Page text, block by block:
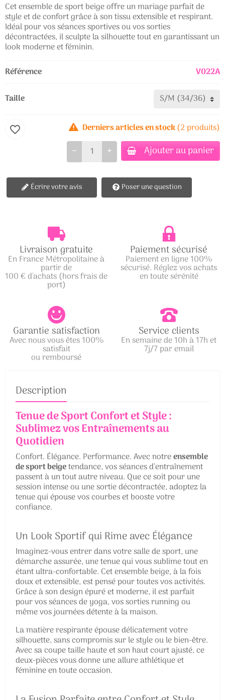
Cet ensemble de sport beige offre un mariage parfait de
style et de confort grâce à son tissu extensible et respirant.
Idéal pour vos séances sportives ou vos sorties
décontractées, il sculpte la silhouette tout en garantissant un
look moderne et féminin.
Référence
V022A
Taille
Derniers articles en stock(2 produits)
+
− Ajouter au panier
favorite_border
Écrire votre avis Poser une question
Livraison gratuite
En France Métropolitaine à
partir de
100 € d'achats (hors frais de
port)
Paiement sécurisé
Paiement en ligne 100%
sécurisé. Réglez vos achats
en toute sérénité
Garantie satisfaction
Avec nous vous êtes 100%
satisfait
ou remboursé
Service clients
En semaine de 10h à 17h et
7j/7 par email
Description
Tenue de Sport Confort et Style :
Sublimez vos Entraînements au
Quotidien
Confort. Élégance. Performance. Avec notreensemble
de sport beigetendance, vos séances d’entraînement
passent à un tout autre niveau. Que ce soit pour une
session intense ou une sortie décontractée, adoptez la
tenue qui épouse vos courbes et booste votre
confiance.
Un Look Sportif qui Rime avec Élégance
Imaginez-vous entrer dans votre salle de sport, une
démarche assurée, une tenue qui vous sublime tout en
étant ultra-confortable. Cet ensemble beige, à la fois
doux et extensible, est pensé pour toutes vos activités.
Grâce à son design épuré et moderne, il est parfait
pour vos séances de yoga, vos sorties running ou
même vos journées détente à la maison.
La matière respirante épouse délicatement votre
silhouette, sans compromis sur le style ou le bien-être.
Avec sa coupe taille haute et son haut court ajusté, ce
deux-pièces vous donne une allure athlétique et
féminine en toute occasion.